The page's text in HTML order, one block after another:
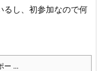
るし、初参加なので何
ー ...